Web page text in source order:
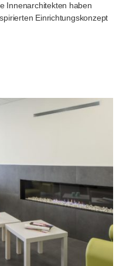
Innenarchitekten haben
Einrichtungskonzept